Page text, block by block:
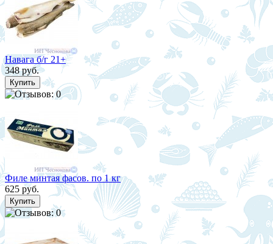
Навага б/г 21+
348 руб.
Филе минтая фасов. по 1 кг
625 руб.